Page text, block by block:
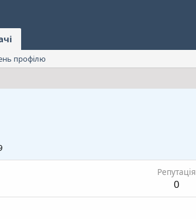
профілю
Репутація
0